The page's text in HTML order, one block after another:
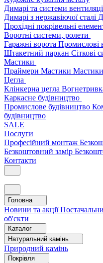
Димарі та системи
Димарі з нержавіючої сталі
Прохідні покрівельні
Воротні системи, ролети
Гаражні ворота Промислові
Штакетний паркан Сіткові
Мастики
Праймери Мастики
Цегла
Клінкерна цегла
Каркасне будівництво
Промислове будівництво
будівництво
SALE
Послуги
Професійний монтаж
Безкоштовний замір
Контакти
Головна
Новини та акції
об'єкти
Каталог
Натуральний камінь
Природний камінь
Покрівля